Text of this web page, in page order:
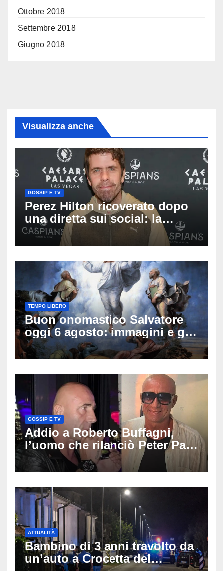
Ottobre 2018
Settembre 2018
Giugno 2018
Visualizza anche
GOSSIP E TV
Perez Hilton ricoverato dopo
una diretta sui social: la
famiglia rompe il silenzio
sulle sue condizioni
TEMPO LIBERO
Buon onomastico Salvatore
oggi 6 agosto: immagini e gif
di auguri da condividere
GOSSIP E TV
Addio a Roberto Buffagni,
l’uomo che rilanciò Peter Pan
e Villa delle Rose: aveva 59
anni
ATTUALITÀ
Bambino di 3 anni travolto da
un’auto a Crocetta del